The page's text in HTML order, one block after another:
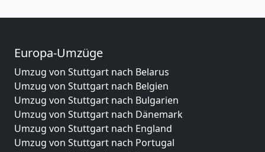
Europa-Umzüge
Umzug von Stuttgart nach Belarus
Umzug von Stuttgart nach Belgien
Umzug von Stuttgart nach Bulgarien
Umzug von Stuttgart nach Dänemark
Umzug von Stuttgart nach England
Umzug von Stuttgart nach Portugal